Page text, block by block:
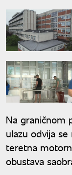
Na graničnom
ulazu odvija
teretna
obustava